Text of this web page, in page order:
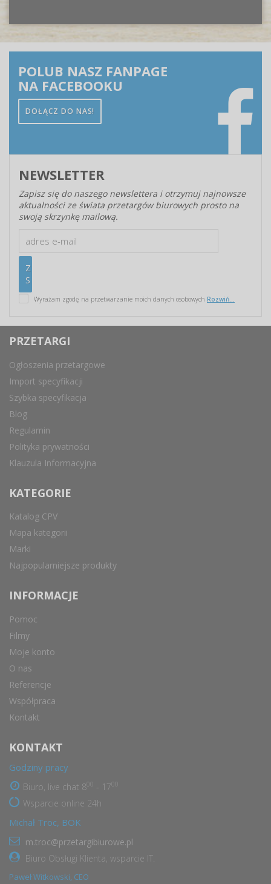
POLUB NASZ FANPAGE
NA FACEBOOKU
DOŁĄCZ DO NAS!
NEWSLETTER
Zapisz się do naszego newslettera i otrzymuj najnowsze
aktualności ze świata przetargów biurowych prosto na
swoją skrzynkę mailową.
Wyrażam zgodę na przetwarzanie moich danych osobowych Rozwiń...
PRZETARGI
Ogłoszenia przetargowe
Import specyfikacji
Szybka specyfikacja
Blog
Regulamin
Polityka prywatności
Klauzula Informacyjna
KATEGORIE
Katalog CPV
Mapa kategorii
Marki
Najpopularniejsze produkty
INFORMACJE
Pomoc
Filmy
Moje konto
O nas
Referencje
Współpraca
Kontakt
KONTAKT
Godziny pracy
Biuro, live chat 8 - 17
Wsparcie online 24h
Michał Troc, BOK
m.troc@przetargibiurowe.pl
Biuro Obsługi Klienta, wsparcie IT.
Paweł Witkowski, CEO